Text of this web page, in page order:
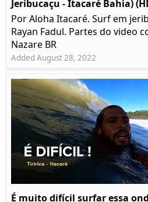
Jeribucaçu - Itacaré Bahia)
Por Aloha Itacaré. Surf em
Rayan Fadul. Partes do video
Nazare BR
Added August 28, 2022
É muito difícil surfar essa